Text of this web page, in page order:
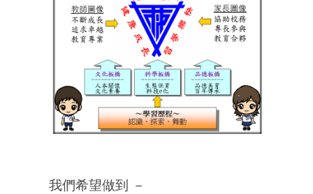
處室電話
規定辦法
我們希望做到 －